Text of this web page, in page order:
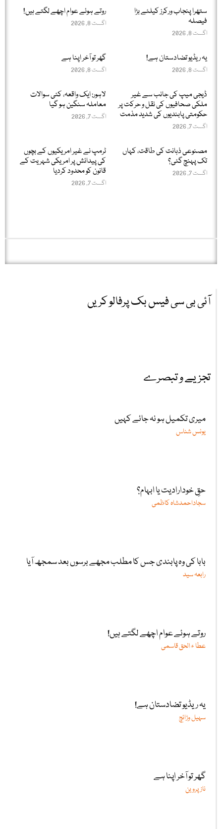
ستھرا پنجاب ورکرز کیلئے بڑا
فیصلہ
اگست 8, 2026
روتے ہوئے عوام اچھے لگتے ہیں!
اگست 8, 2026
یہ ریڈیو تضادستان ہے!
اگست 8, 2026
گھر تو آخر اپنا ہے
اگست 8, 2026
ڈیجی میپ کی جانب سے غیر
ملکی صحافیوں کی نقل و حرکت پر
حکومتی پابندیوں کی شدید مذمت
اگست 7, 2026
لاہور: ایک واقعہ، کئی سوالات
معاملہ سنگین ہو گیا
اگست 7, 2026
مصنوعی ذہانت کی طاقت، کہاں
تک پہنچ گئی؟
اگست 7, 2026
ٹرمپ نے غیر امریکیوں کے بچوں
کی پیدائش پر امریکی شہریت کے
قانون کو محدود کردیا
اگست 7, 2026
آئی بی سی فیس بک پرفالو کریں
تجزیے و تبصرے
میری تکمیل ہو نہ جائے کہیں
یونس شناس
حقِ خودارادیت یا ابہام؟
سجاداحمدشاہ کاظمی
بابا کی وہ پابندی جس کا مطلب مجھے برسوں بعد سمجھ آیا
رابعہ سید
روتے ہوئے عوام اچھے لگتے ہیں!
عطا ء الحق قاسمی
یہ ریڈیو تضادستان ہے!
سہیل وڑائچ
گھر تو آخر اپنا ہے
ناز پروین